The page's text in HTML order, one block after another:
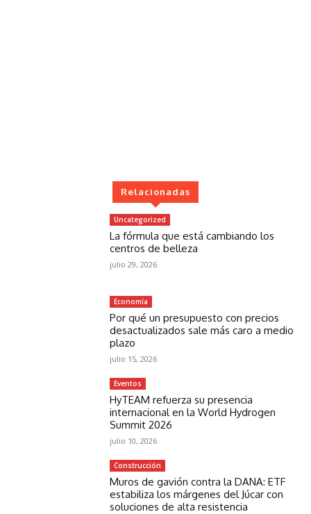
Relacionadas
Uncategorized
La fórmula que está cambiando los
centros de belleza
julio 29, 2026
Economía
Por qué un presupuesto con precios
desactualizados sale más caro a medio
plazo
julio 15, 2026
Eventos
HyTEAM refuerza su presencia
internacional en la World Hydrogen
Summit 2026
julio 10, 2026
Construcción
Muros de gavión contra la DANA: ETF
estabiliza los márgenes del Júcar con
soluciones de alta resistencia